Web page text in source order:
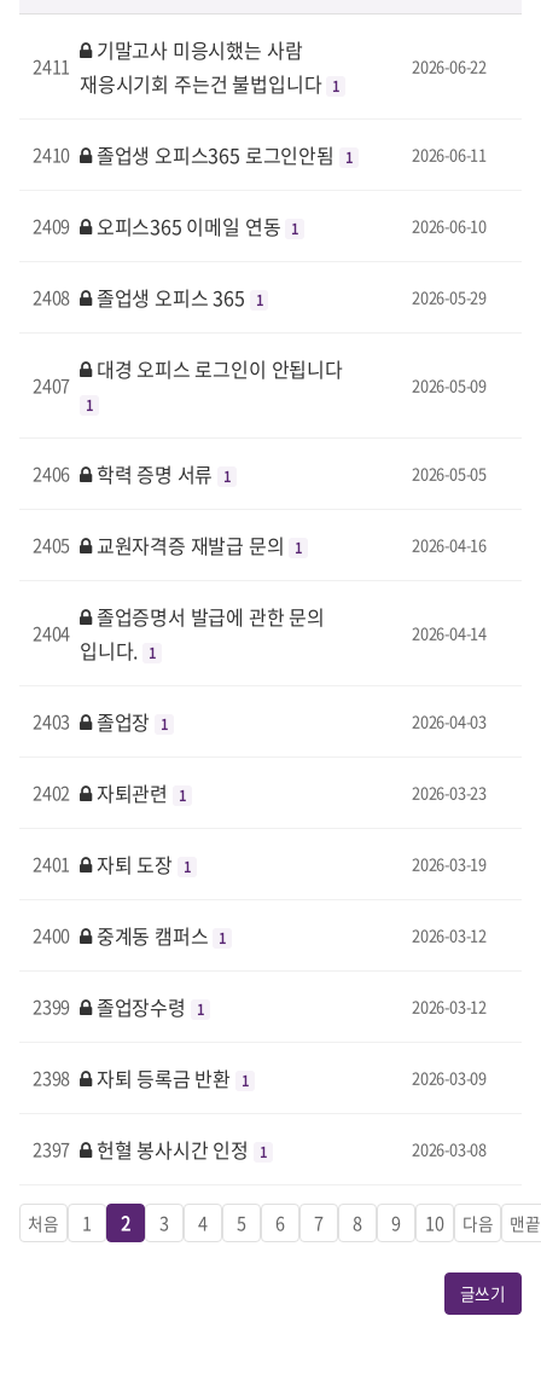
2411
기말고사 미응시했는 사람
재응시기회 주는건 불법입니다 1
2026-06-22
2410 졸업생 오피스365 로그인안됨 1 2026-06-11
2409 오피스365 이메일 연동 1 2026-06-10
2408 졸업생 오피스 365 1 2026-05-29
2407
대경 오피스 로그인이 안됩니다
1
2026-05-09
2406 학력 증명 서류 1 2026-05-05
2405 교원자격증 재발급 문의 1 2026-04-16
2404
졸업증명서 발급에 관한 문의
입니다. 1
2026-04-14
2403 졸업장 1 2026-04-03
2402 자퇴관련 1 2026-03-23
2401 자퇴 도장 1 2026-03-19
2400 중계동 캠퍼스 1 2026-03-12
2399 졸업장수령 1 2026-03-12
2398 자퇴 등록금 반환 1 2026-03-09
2397 헌혈 봉사시간 인정 1 2026-03-08
처음 1 2 3 4 5 6 7 8 9 10 다음 맨끝
글쓰기